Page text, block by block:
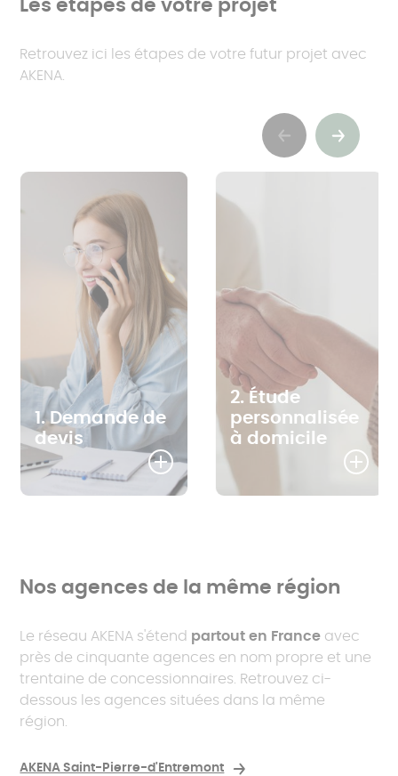
Les étapes de votre projet
Retrouvez ici les étapes de votre futur projet avec
AKENA.
PreviousSuivant
1. Demande de
devis
2. Étude
personnalisée
à domicile
Nos agences de la même région
Le réseau AKENA s'étend partout en France avec
près de cinquante agences en nom propre et une
trentaine de concessionnaires. Retrouvez ci-
dessous les agences situées dans la même
région.
AKENA Saint-Pierre-d'Entremont